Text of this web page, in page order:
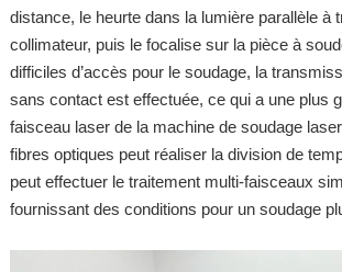
distance, le heurte dans la lumière parallèle à
collimateur, puis le focalise sur la pièce à
difficiles d’accès pour le soudage, la
sans contact est effectuée, ce qui a une plus
faisceau laser de la machine de soudage
fibres optiques peut réaliser la division de
peut effectuer le traitement multi-faisceaux
fournissant des conditions pour un soudage